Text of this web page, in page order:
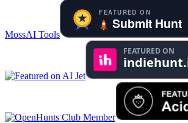
MossAI Tools